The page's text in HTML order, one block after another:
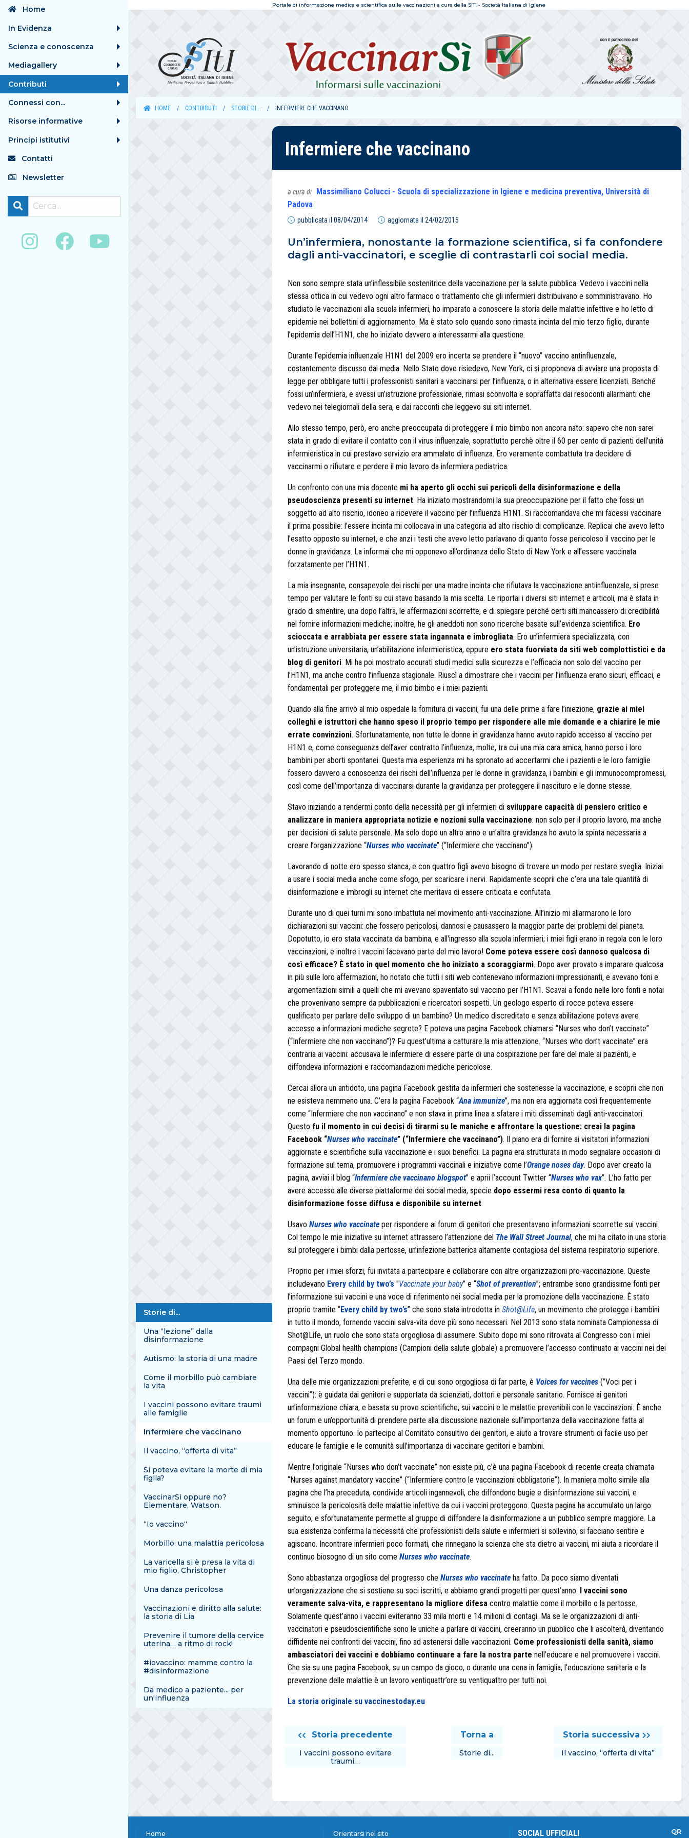
Home
In Evidenza
Scienza e conoscenza
Mediagallery
Contributi
Connessi con...
Risorse informative
Principi istitutivi
Contatti
Newsletter
Portale di informazione medica e scientifica sulle vaccinazioni a cura della SITI - Società Italiana di Igiene
HOME CONTRIBUTI STORIE DI... INFERMIERE CHE VACCINANO
Infermiere che vaccinano
a cura di
Massimiliano Colucci - Scuola di specializzazione in Igiene e medicina preventiva, Università di
Padova
pubblicata il 08/04/2014 aggiornata il 24/02/2015
Un’infermiera, nonostante la formazione scientifica, si fa confondere
dagli anti-vaccinatori, e sceglie di contrastarli coi social media.
Non sono sempre stata un’inflessibile sostenitrice della vaccinazione per la salute pubblica. Vedevo i vaccini nella
stessa ottica in cui vedevo ogni altro farmaco o trattamento che gli infermieri distribuivano e somministravano. Ho
studiato le vaccinazioni alla scuola infermieri, ho imparato a conoscere la storia delle malattie infettive e ho letto di
epidemie nei bollettini di aggiornamento. Ma è stato solo quando sono rimasta incinta del mio terzo figlio, durante
l’epidemia dell’H1N1, che ho iniziato davvero a interessarmi alla questione.
Durante l’epidemia influenzale H1N1 del 2009 ero incerta se prendere il “nuovo” vaccino antinfluenzale,
costantemente discusso dai media. Nello Stato dove risiedevo, New York, ci si proponeva di avviare una proposta di
legge per obbligare tutti i professionisti sanitari a vaccinarsi per l’influenza, o in alternativa essere licenziati. Benché
fossi un’infermiera, e avessi un’istruzione professionale, rimasi sconvolta e sopraffatta dai resoconti allarmanti che
vedevo nei telegiornali della sera, e dai racconti che leggevo sui siti internet.
Allo stesso tempo, però, ero anche preoccupata di proteggere il mio bimbo non ancora nato: sapevo che non sarei
stata in grado di evitare il contatto con il virus influenzale, soprattutto perchè oltre il 60 per cento di pazienti dell’unità
infermieristica in cui prestavo servizio era ammalato di influenza. Ero veramente combattuta tra decidere di
vaccinarmi o rifiutare e perdere il mio lavoro da infermiera pediatrica.
Un confronto con una mia docente mi ha aperto gli occhi sui pericoli della disinformazione e della
pseudoscienza presenti su internet. Ha iniziato mostrandomi la sua preoccupazione per il fatto che fossi un
soggetto ad alto rischio, idoneo a ricevere il vaccino per l’influenza H1N1. Si raccomandava che mi facessi vaccinare
il prima possibile: l’essere incinta mi collocava in una categoria ad alto rischio di complicanze. Replicai che avevo letto
l’esatto opposto su internet, e che anzi i testi che avevo letto parlavano di quanto fosse pericoloso il vaccino per le
donne in gravidanza. La informai che mi opponevo all’ordinanza dello Stato di New York e all’essere vaccinata
forzatamente per l’H1N1.
La mia insegnante, consapevole dei rischi per una madre incinta che rifiutava la vaccinazione antiinfluenzale, si prese
tempo per valutare le fonti su cui stavo basando la mia scelta. Le riportai i diversi siti internet e articoli, ma è stata in
grado di smentire, una dopo l’altra, le affermazioni scorrette, e di spiegare perché certi siti mancassero di credibilità
nel fornire informazioni mediche; inoltre, he gli aneddoti non sono ricerche basate sull’evidenza scientifica. Ero
scioccata e arrabbiata per essere stata ingannata e imbrogliata. Ero un’infermiera specializzata, con
un’istruzione universitaria, un’abilitazione infermieristica, eppure ero stata fuorviata da siti web complottistici e da
blog di genitori. Mi ha poi mostrato accurati studi medici sulla sicurezza e l’efficacia non solo del vaccino per
l’H1N1, ma anche contro l’influenza stagionale. Riuscì a dimostrare che i vaccini per l’influenza erano sicuri, efficaci, e
fondamentali per proteggere me, il mio bimbo e i miei pazienti.
Quando alla fine arrivò al mio ospedale la fornitura di vaccini, fui una delle prime a fare l’iniezione, grazie ai miei
colleghi e istruttori che hanno speso il proprio tempo per rispondere alle mie domande e a chiarire le mie
errate convinzioni. Sfortunatamente, non tutte le donne in gravidanza hanno avuto rapido accesso al vaccino per
H1N1 e, come conseguenza dell’aver contratto l’influenza, molte, tra cui una mia cara amica, hanno perso i loro
bambini per aborti spontanei. Questa mia esperienza mi ha spronato ad accertarmi che i pazienti e le loro famiglie
fossero davvero a conoscenza dei rischi dell’influenza per le donne in gravidanza, i bambini e gli immunocompromessi,
così come dell’importanza di vaccinarsi durante la gravidanza per proteggere il nascituro e le donne stesse.
Stavo iniziando a rendermi conto della necessità per gli infermieri di sviluppare capacità di pensiero critico e
analizzare in maniera appropriata notizie e nozioni sulla vaccinazione: non solo per il proprio lavoro, ma anche
per decisioni di salute personale. Ma solo dopo un altro anno e un’altra gravidanza ho avuto la spinta necessaria a
creare l’organizzazione “Nurses who vaccinate” (“Infermiere che vaccinano”).
Lavorando di notte ero spesso stanca, e con quattro figli avevo bisogno di trovare un modo per restare sveglia. Iniziai
a usare i social media anche come sfogo, per scaricare i nervi. Rapidamente scoprii che c’era una tale quantità di
disinformazione e imbrogli su internet che meritava di essere criticata e confutata.
Durante uno di quei turni mi sono imbattuta nel movimento anti-vaccinazione. All’inizio mi allarmarono le loro
dichiarazioni sui vaccini: che fossero pericolosi, dannosi e causassero la maggior parte dei problemi del pianeta.
Dopotutto, io ero stata vaccinata da bambina, e all'ingresso alla scuola infermieri; i miei figli erano in regola con le loro
vaccinazioni, e inoltre i vaccini facevano parte del mio lavoro! Come poteva essere così dannoso qualcosa di
così efficace? È stato in quel momento che ho iniziato a scoraggiarmi. Dopo aver provato a imparare qualcosa
in più sulle loro affermazioni, ho notato che tutti i siti web contenevano informazioni impressionanti, e avevano toni e
argomentazioni simili a quelli che mi avevano spaventato sul vaccino per l’H1N1. Scavai a fondo nelle loro fonti e notai
che provenivano sempre da pubblicazioni e ricercatori sospetti. Un geologo esperto di rocce poteva essere
qualificato per parlare dello sviluppo di un bambino? Un medico discreditato e senza abilitazione poteva avere
accesso a informazioni mediche segrete? E poteva una pagina Facebook chiamarsi “Nurses who don’t vaccinate”
(“Infermiere che non vaccinano”)? Fu quest’ultima a catturare la mia attenzione. “Nurses who don’t vaccinate” era
contraria ai vaccini: accusava le infermiere di essere parte di una cospirazione per fare del male ai pazienti, e
diffondeva informazioni e raccomandazioni mediche pericolose.
Cercai allora un antidoto, una pagina Facebook gestita da infermieri che sostenesse la vaccinazione, e scoprii che non
ne esisteva nemmeno una. C’era la pagina Facebook “Ana immunize”, ma non era aggiornata così frequentemente
come “Infermiere che non vaccinano” e non stava in prima linea a sfatare i miti disseminati dagli anti-vaccinatori.
Questo fu il momento in cui decisi di tirarmi su le maniche e affrontare la questione: creai la pagina
Facebook “Nurses who vaccinate” (“Infermiere che vaccinano”). Il piano era di fornire ai visitatori informazioni
aggiornate e scientifiche sulla vaccinazione e i suoi benefici. La pagina era strutturata in modo segnalare occasioni di
formazione sul tema, promuovere i programmi vaccinali e iniziative come l’Orange noses day. Dopo aver creato la
pagina, avviai il blog “Infermiere che vaccinano blogspot” e aprii l’account Twitter “Nurses who vax”. L’ho fatto per
avere accesso alle diverse piattaforme dei social media, specie dopo essermi resa conto di quanto la
disinformazione fosse diffusa e disponibile su internet.
Usavo Nurses who vaccinate per rispondere ai forum di genitori che presentavano informazioni scorrette sui vaccini.
Col tempo le mie iniziative su internet attrassero l’attenzione del The Wall Street Journal, che mi ha citato in una storia
sul proteggere i bimbi dalla pertosse, un’infezione batterica altamente contagiosa del sistema respiratorio superiore.
Proprio per i miei sforzi, fui invitata a partecipare e collaborare con altre organizzazioni pro-vaccinazione. Queste
includevano Every child by two’s "Vaccinate your baby” e “Shot of prevention”; entrambe sono grandissime fonti per
l’informazione sui vaccini e una voce di riferimento nei social media per la promozione della vaccinazione. È stato
proprio tramite “Every child by two’s” che sono stata introdotta in Shot@Life, un movimento che protegge i bambini
in tutto il mondo, fornendo vaccini salva-vita dove più sono necessari. Nel 2013 sono stata nominata Campionessa di
Shot@Life, un ruolo che sono stata orgogliosa di assumere. Subito dopo mi sono ritrovata al Congresso con i miei
compagni Global health champions (Campioni della salute globale) a promuovere l’accesso continuato ai vaccini nei dei
Paesi del Terzo mondo.
Una delle mie organizzazioni preferite, e di cui sono orgogliosa di far parte, è Voices for vaccines (”Voci per i
vaccini”): è guidata dai genitori e supportata da scienziati, dottori e personale sanitario. Fornisce ai genitori
un’informazione chiara, e basata su prove scientifiche, sui vaccini e le malattie prevenibili con le vaccinazioni. È anche
un forum e un’opportunità di prendere parte alla discussione nazionale sull’importanza della vaccinazione fatta al
momento opportuno. Io partecipo al Comitato consultivo dei genitori, e aiuto a trovare strumenti di facile uso per
educare le famiglie e le comunità sull’importanza di vaccinare genitori e bambini.
Mentre l’originale “Nurses who don’t vaccinate” non esiste più, c’è una pagina Facebook di recente creata chiamata
“Nurses against mandatory vaccine” (“Infermiere contro le vaccinazioni obbligatorie”). In maniera molto simile alla
pagina che l’ha preceduta, condivide articoli ingannevoli, che diffondono bugie e disinformazione sui vaccini, e
sminuisce la pericolosità delle malattie infettive da cui i vaccini proteggono. Questa pagina ha accumulato un largo
seguito, e sfortunatamente permette al gruppo di diffondere la disinformazione a un pubblico sempre maggiore. La
sua esistenza conferma la necessità che professionisti della salute e infermieri si sollevino, si facciano sentire e
agiscano. Incontrare infermieri poco formati, che rinnegano la scienza che sta dietro ai vaccini, mi aiuta a ricordare il
continuo biosogno di un sito come Nurses who vaccinate.
Sono abbastanza orgogliosa del progresso che Nurses who vaccinate ha fatto. Da poco siamo diventati
un’organizzazione che si sostiene su soci iscritti, e abbiamo grandi progetti per quest’anno. I vaccini sono
veramente salva-vita, e rappresentano la migliore difesa contro malattie come il morbillo o la pertosse.
Solamente quest’anno i vaccini eviteranno 33 mila morti e 14 milioni di contagi. Ma se le organizzazioni di anti-
vaccinatori e pseudoscientifiche sono le uniche a parlare di vaccini, creeranno un pubblico che li ascolterà, diventando
diffidente nei confronti dei vaccini, fino ad astenersi dalle vaccinazioni. Come professionisti della sanità, siamo
ambasciatori dei vaccini e dobbiamo continuare a fare la nostra parte nell’educare e nel promuovere i vaccini.
Che sia su una pagina Facebook, su un campo da gioco, o durante una cena in famiglia, l’educazione sanitaria e la
prevenzione delle malattie è un lavoro ventiquattr’ore su ventiquattro per tutti noi.
La storia originale su vaccinestoday.eu
Storia precedente
I vaccini possono evitare
traumi…
Storia successiva
Il vaccino, “offerta di vita”
Torna a
Storie di...
Storie di...
Una “lezione” dalla
disinformazione
Autismo: la storia di una madre
Come il morbillo può cambiare
la vita
I vaccini possono evitare traumi
alle famiglie
Infermiere che vaccinano
Il vaccino, “offerta di vita”
Si poteva evitare la morte di mia
figlia?
VaccinarSì oppure no?
Elementare, Watson.
“Io vaccino“
Morbillo: una malattia pericolosa
La varicella si è presa la vita di
mio figlio, Christopher
Una danza pericolosa
Vaccinazioni e diritto alla salute:
la storia di Lia
Prevenire il tumore della cervice
uterina… a ritmo di rock!
#iovaccino: mamme contro la
#disinformazione
Da medico a paziente... per
un'influenza
Home Orientarsi nel sito SOCIAL UFFICIALI
QR